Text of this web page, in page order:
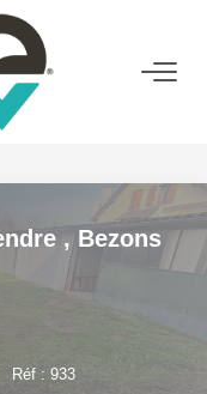
, Bezons
Réf : 933